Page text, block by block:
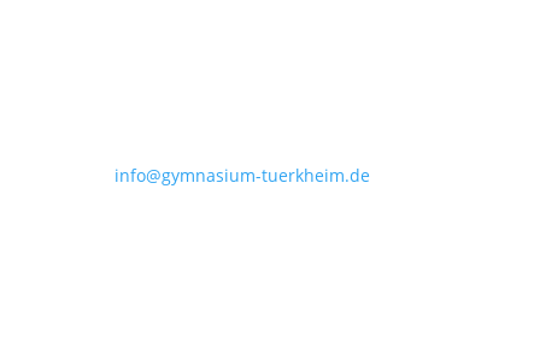
info@gymnasium-tuerkheim.de